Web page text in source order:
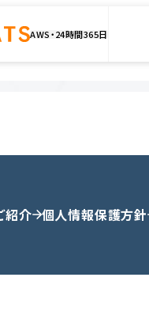
AWS・24時間365日
紹介 個人情報保護方針